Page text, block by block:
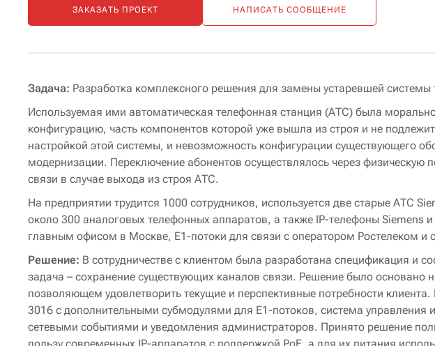
ЗАКАЗАТЬ ПРОЕКТ НАПИСАТЬ СООБЩЕНИЕ
Задача: Разработка комплексного решения для замены устаревшей системы
Используемая ими автоматическая телефонная станция (АТС) была
конфигурацию, часть компонентов которой уже вышла из строя и не
настройкой этой системы, и невозможность конфигурации существующего
модернизации. Переключение абонентов осуществлялось через
связи в случае выхода из строя АТС.
На предприятии трудится 1000 сотрудников, используется две старые АТС
около 300 аналоговых телефонных аппаратов, а также IP-телефоны Siemens
главным офисом в Москве, E1-потоки для связи с оператором Ростелеком
Решение: В сотрудничестве с клиентом была разработана спецификация и
задача – сохранение существующих каналов связи. Решение было основано
позволяющем удовлетворить текущие и перспективные потребности
3016 с дополнительными субмодулями для E1-потоков, система управления
сетевыми событиями и уведомления администраторов. Принято решение